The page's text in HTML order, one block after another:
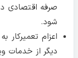
صرفه اقتصادی
شود.
اعزام
دیگر از خدمات